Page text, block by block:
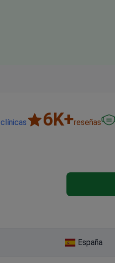
clínicas 6K+reseñas
España